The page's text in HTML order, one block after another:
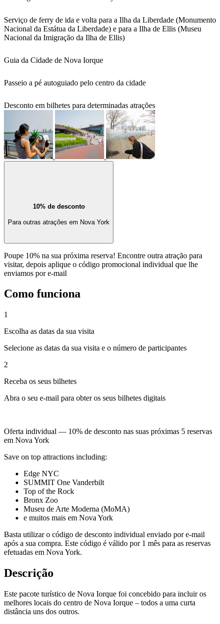
Serviço de ferry de ida e volta para a Ilha da Liberdade (Monumento
Nacional da Estátua da Liberdade) e para a Ilha de Ellis (Museu
Nacional da Imigração da Ilha de Ellis)
Guia da Cidade de Nova Iorque
Passeio a pé autoguiado pelo centro da cidade
Desconto em bilhetes para determinadas atrações
10% de desconto
Para outras atrações em Nova York
Poupe 10% na sua próxima reserva! Encontre outra atração para
visitar, depois aplique o código promocional individual que lhe
enviamos por e-mail
Como funciona
1
Escolha as datas da sua visita
Selecione as datas da sua visita e o número de participantes
2
Receba os seus bilhetes
Abra o seu e-mail para obter os seus bilhetes digitais
Oferta individual — 10% de desconto nas suas próximas 5 reservas
em Nova York
Save on top attractions including:
Edge NYC
SUMMIT One Vanderbilt
Top of the Rock
Bronx Zoo
Museu de Arte Moderna (MoMA)
e muitos mais em Nova York
Basta utilizar o código de desconto individual enviado por e-mail
após a sua compra. Este código é válido por 1 mês para as reservas
efetuadas em Nova York.
Descrição
Este pacote turístico de Nova Iorque foi concebido para incluir os
melhores locais do centro de Nova Iorque – todos a uma curta
distância uns dos outros.